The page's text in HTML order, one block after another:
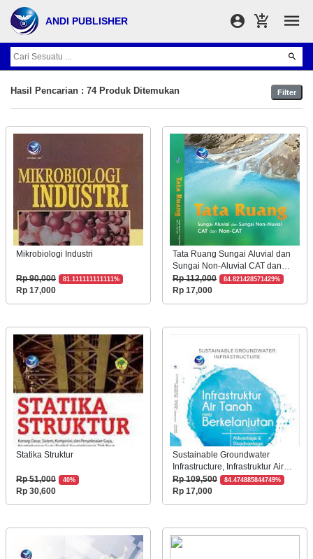
ANDI PUBLISHER
Filter
Hasil Pencarian : 74 Produk Ditemukan
Mikrobiologi Industri
Rp 90,000 81.111111111111%
Rp 17,000
Tata Ruang Sungai Aluvial dan
Sungai Non-Aluvial CAT dan
Non-CAT
Rp 112,000 84.821428571429%
Rp 17,000
Statika Struktur
Rp 51,000 40%
Rp 30,600
Sustainable Groundwater
Infrastructure, Infrastruktur Air
Tanah
Rp 109,500 84.474885844749%
Rp 17,000